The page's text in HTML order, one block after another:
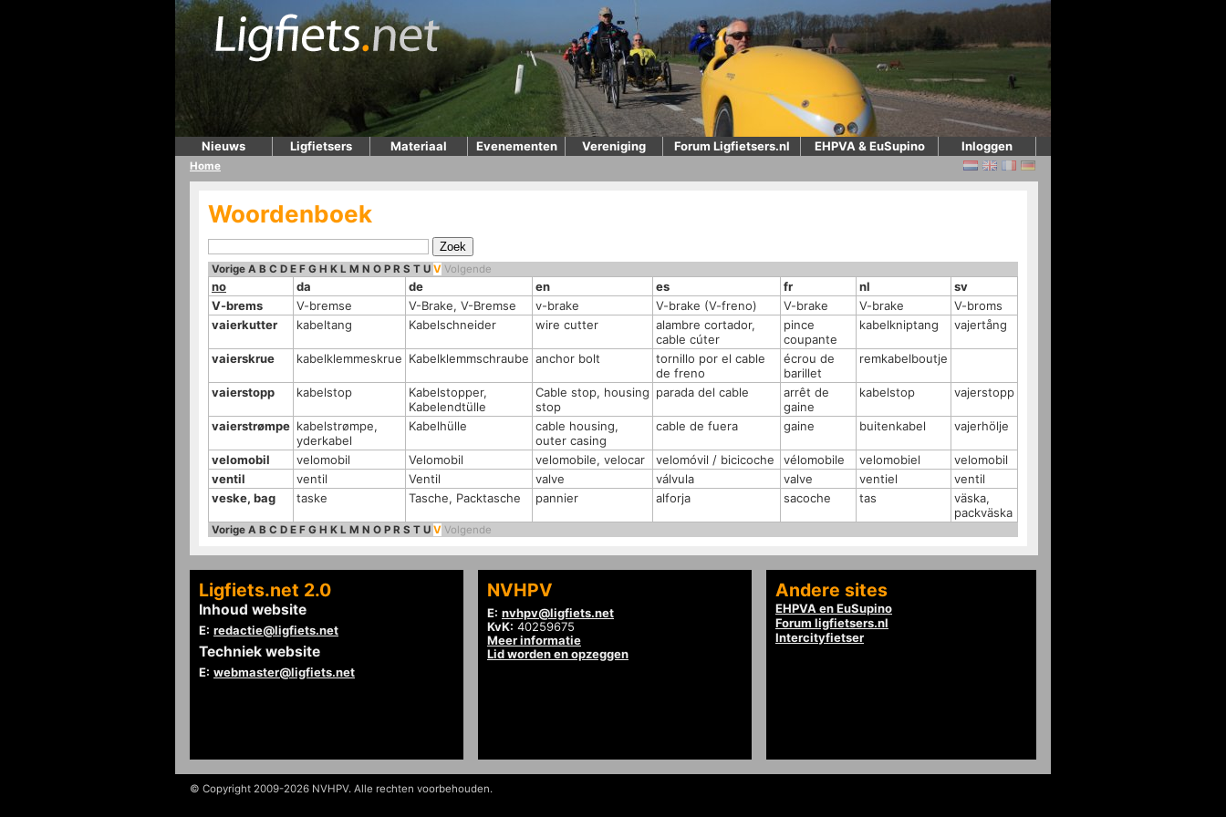
Nieuws Ligfietsers Materiaal Evenementen Vereniging Forum Ligfietsers.nl EHPVA & EuSupino Inloggen
Home
Woordenboek
Vorige A B C D E F G H K L M N O P R S T U V Volgende
no da de en es fr nl
sv
V-brems
V-bremse V-Brake, V-Bremse v-brake V-brake (V-freno) V-brake V-brake
V-broms
vaierkutter
kabeltang Kabelschneider wire cutter
alambre cortador,
cable cúter
pince
coupante
kabelkniptang vajertång
vaierskrue kabelklemmeskrue Kabelklemmschraube anchor bolt
tornillo por el cable
de freno
écrou de
barillet
remkabelboutje
vaierstopp kabelstop
Kabelstopper,
Kabelendtülle
Cable stop, housing
stop
parada del cable
arrêt de
gaine
kabelstop vajerstopp
vaierstrømpe kabelstrømpe,
yderkabel
Kabelhülle
cable housing,
outer casing
cable de fuera gaine buitenkabel vajerhölje
velomobil velomobil Velomobil velomobile, velocar velomóvil / bicicoche vélomobile velomobiel
velomobil
ventil
ventil Ventil valve válvula valve ventiel
ventil
veske, bag
taske Tasche, Packtasche pannier alforja sacoche tas
väska,
packväska
Vorige A B C D E F G H K L M N O P R S T U V Volgende
Ligfiets.net 2.0
Inhoud website
E: redactie@ligfiets.net
Techniek website
E: webmaster@ligfiets.net
NVHPV
E: nvhpv@ligfiets.net
KvK: 40259675
Meer informatie
Lid worden en opzeggen
Andere sites
EHPVA en EuSupino
Forum ligfietsers.nl
Intercityfietser
© Copyright 2009-2026 NVHPV. Alle rechten voorbehouden.